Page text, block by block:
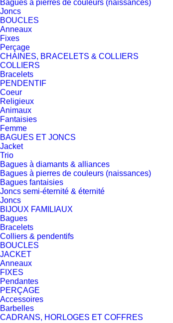
Bagues à pierres de couleurs (naissances)
Joncs
BOUCLES
Anneaux
Fixes
Perçage
CHAINES, BRACELETS & COLLIERS
COLLIERS
Bracelets
PENDENTIF
Coeur
Religieux
Animaux
Fantaisies
Femme
BAGUES ET JONCS
Jacket
Trio
Bagues à diamants & alliances
Bagues à pierres de couleurs (naissances)
Bagues fantaisies
Joncs semi-éternité & éternité
Joncs
BIJOUX FAMILIAUX
Bagues
Bracelets
Colliers & pendentifs
BOUCLES
JACKET
Anneaux
FIXES
Pendantes
PERÇAGE
Accessoires
Barbelles
CADRANS, HORLOGES ET COFFRES